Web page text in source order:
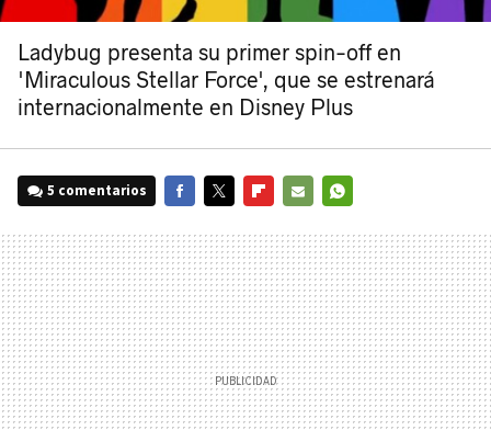
Ladybug presenta su primer spin-off en
'Miraculous Stellar Force', que se estrenará
internacionalmente en Disney Plus
5 comentarios
MAIL